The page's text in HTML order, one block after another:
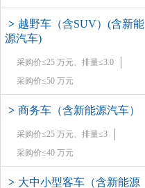
> 越野车（含SUV）(含新能
源汽车)
采购价≤25 万元、排量≤3.0
采购价≤50 万元
> 商务车（含新能源汽车）
采购价≤25 万元、排量≤3
采购价≤40 万元
> 大中小型客车（含新能源